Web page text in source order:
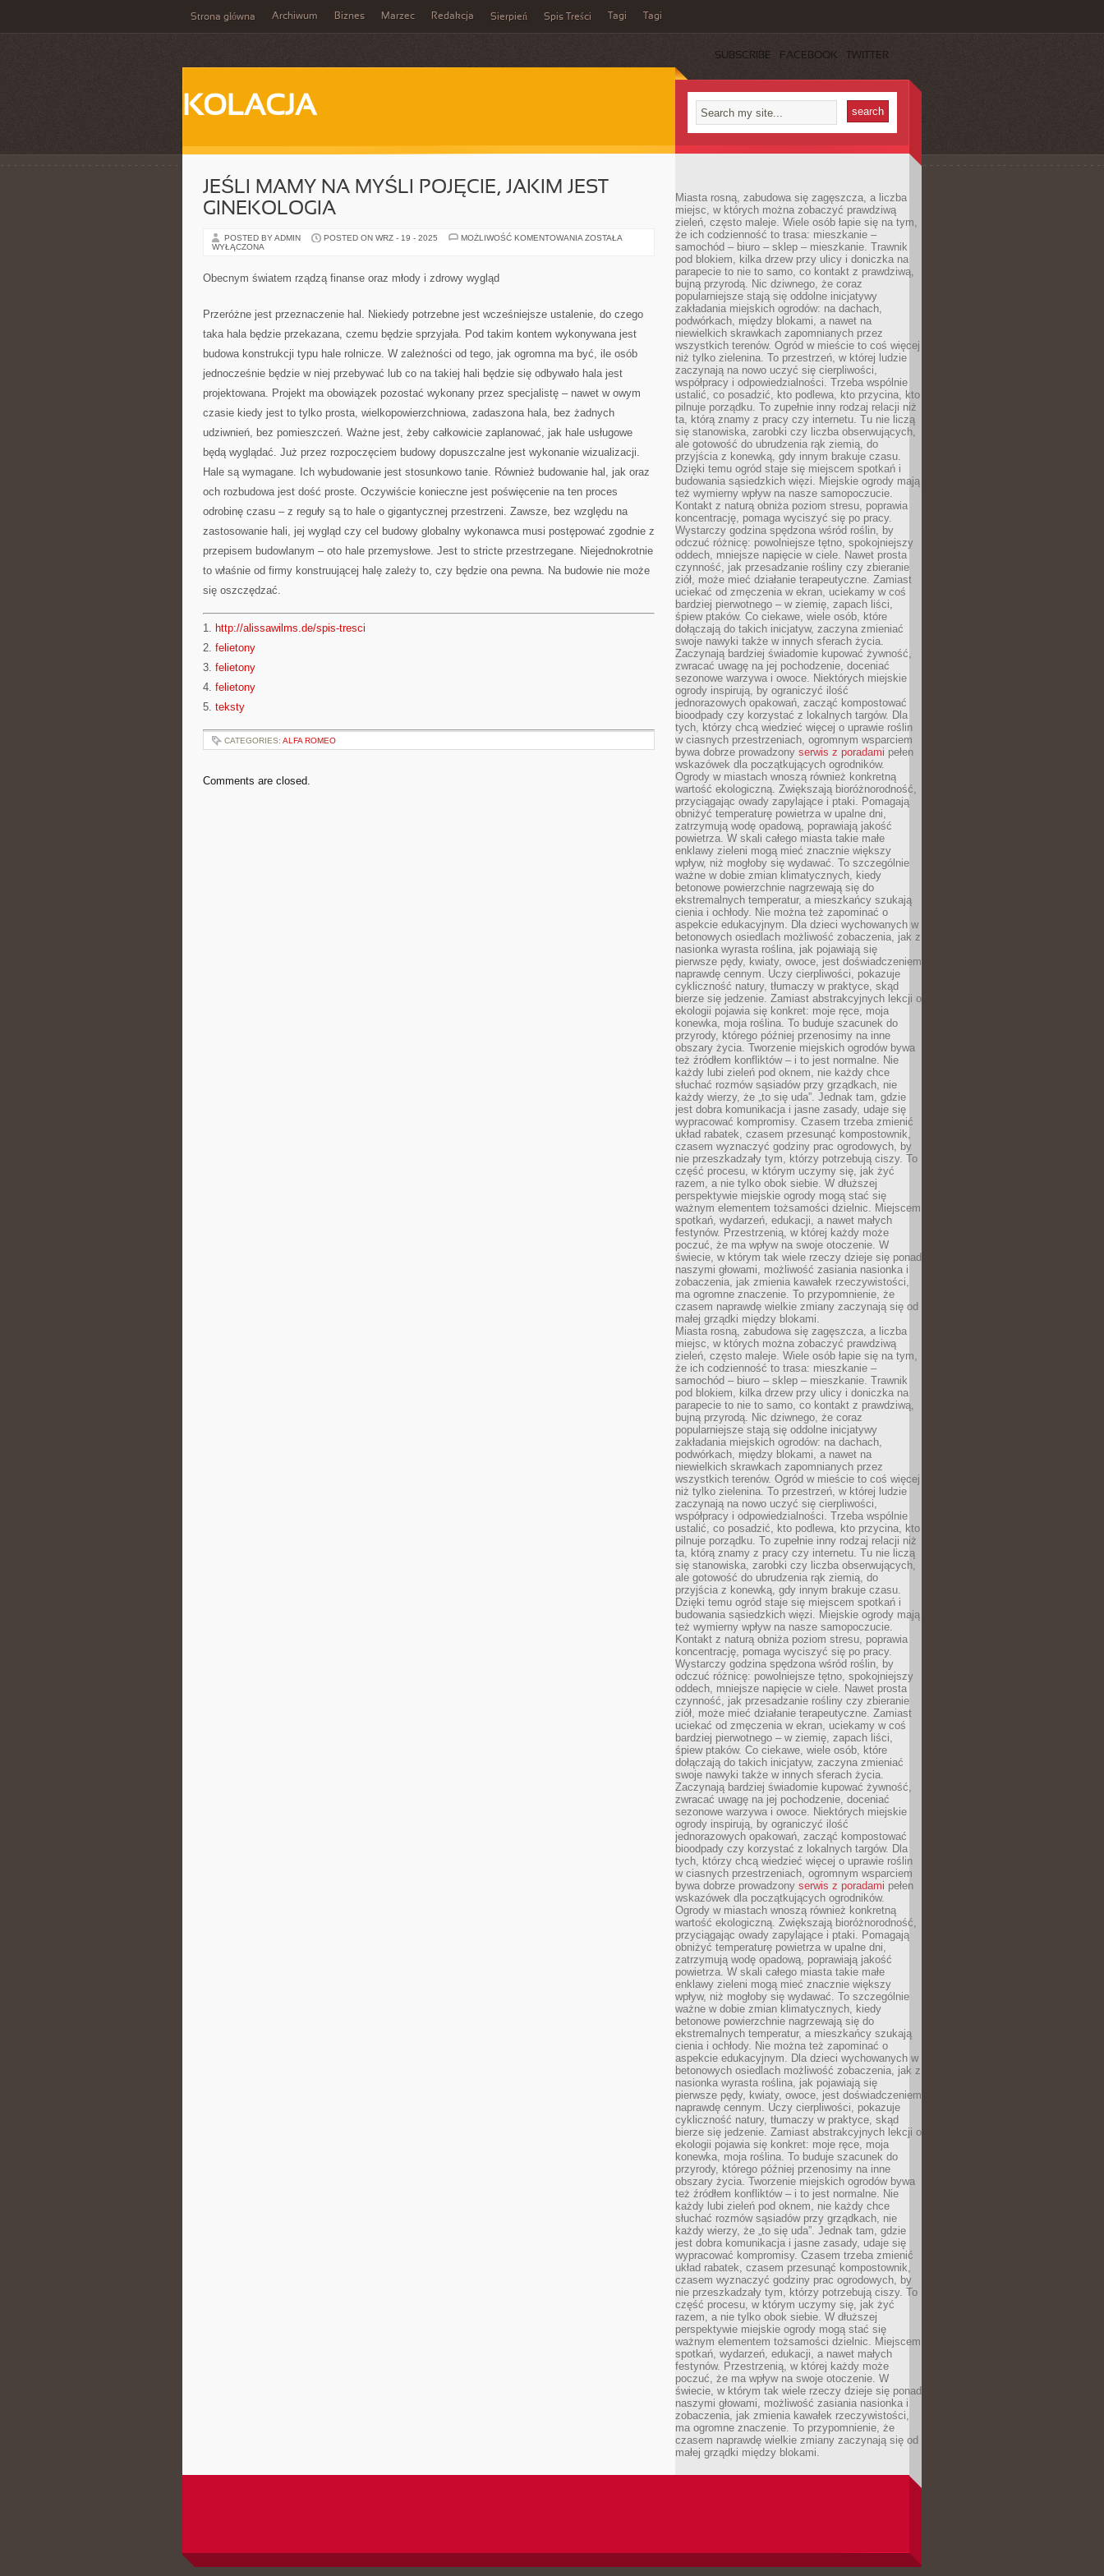
Strona główna Archiwum Biznes Marzec Redakcja Sierpień Spis Treści Tagi Tagi
SUBSCRIBE FACEBOOK TWITTER
KOLACJA
JEŚLI MAMY NA MYŚLI POJĘCIE, JAKIM JEST
GINEKOLOGIA
POSTED BY ADMIN POSTED ON WRZ - 19 - 2025 MOŻLIWOŚĆ KOMENTOWANIA JEŚLI
ZOSTAŁA
WYŁĄCZONA
Obecnym światem rządzą finanse oraz młody i zdrowy wygląd
Przeróżne jest przeznaczenie hal. Niekiedy potrzebne jest wcześniejsze ustalenie, do czego
taka hala będzie przekazana, czemu będzie sprzyjała. Pod takim kontem wykonywana jest
budowa konstrukcji typu hale rolnicze. W zależności od tego, jak ogromna ma być, ile osób
jednocześnie będzie w niej przebywać lub co na takiej hali będzie się odbywało hala jest
projektowana. Projekt ma obowiązek pozostać wykonany przez specjalistę – nawet w owym
czasie kiedy jest to tylko prosta, wielkopowierzchniowa, zadaszona hala, bez żadnych
udziwnień, bez pomieszczeń. Ważne jest, żeby całkowicie zaplanować, jak hale usługowe
będą wyglądać. Już przez rozpoczęciem budowy dopuszczalne jest wykonanie wizualizacji.
Hale są wymagane. Ich wybudowanie jest stosunkowo tanie. Również budowanie hal, jak oraz
och rozbudowa jest dość proste. Oczywiście konieczne jest poświęcenie na ten proces
odrobinę czasu – z reguły są to hale o gigantycznej przestrzeni. Zawsze, bez względu na
zastosowanie hali, jej wygląd czy cel budowy globalny wykonawca musi postępować zgodnie z
przepisem budowlanym – oto hale przemysłowe. Jest to stricte przestrzegane. Niejednokrotnie
to właśnie od firmy konstruującej halę zależy to, czy będzie ona pewna. Na budowie nie może
się oszczędzać.
1. http://alissawilms.de/spis-tresci
2. felietony
3. felietony
4. felietony
5. teksty
CATEGORIES: ALFA ROMEO
Comments are closed.
Miasta rosną, zabudowa się zagęszcza, a liczba
miejsc, w których można zobaczyć prawdziwą
zieleń, często maleje. Wiele osób łapie się na tym,
że ich codzienność to trasa: mieszkanie –
samochód – biuro – sklep – mieszkanie. Trawnik
pod blokiem, kilka drzew przy ulicy i doniczka na
parapecie to nie to samo, co kontakt z prawdziwą,
bujną przyrodą. Nic dziwnego, że coraz
popularniejsze stają się oddolne inicjatywy
zakładania miejskich ogrodów: na dachach,
podwórkach, między blokami, a nawet na
niewielkich skrawkach zapomnianych przez
wszystkich terenów. Ogród w mieście to coś więcej
niż tylko zielenina. To przestrzeń, w której ludzie
zaczynają na nowo uczyć się cierpliwości,
współpracy i odpowiedzialności. Trzeba wspólnie
ustalić, co posadzić, kto podlewa, kto przycina, kto
pilnuje porządku. To zupełnie inny rodzaj relacji niż
ta, którą znamy z pracy czy internetu. Tu nie liczą
się stanowiska, zarobki czy liczba obserwujących,
ale gotowość do ubrudzenia rąk ziemią, do
przyjścia z konewką, gdy innym brakuje czasu.
Dzięki temu ogród staje się miejscem spotkań i
budowania sąsiedzkich więzi. Miejskie ogrody mają
też wymierny wpływ na nasze samopoczucie.
Kontakt z naturą obniża poziom stresu, poprawia
koncentrację, pomaga wyciszyć się po pracy.
Wystarczy godzina spędzona wśród roślin, by
odczuć różnicę: powolniejsze tętno, spokojniejszy
oddech, mniejsze napięcie w ciele. Nawet prosta
czynność, jak przesadzanie rośliny czy zbieranie
ziół, może mieć działanie terapeutyczne. Zamiast
uciekać od zmęczenia w ekran, uciekamy w coś
bardziej pierwotnego – w ziemię, zapach liści,
śpiew ptaków. Co ciekawe, wiele osób, które
dołączają do takich inicjatyw, zaczyna zmieniać
swoje nawyki także w innych sferach życia.
Zaczynają bardziej świadomie kupować żywność,
zwracać uwagę na jej pochodzenie, doceniać
sezonowe warzywa i owoce. Niektórych miejskie
ogrody inspirują, by ograniczyć ilość
jednorazowych opakowań, zacząć kompostować
bioodpady czy korzystać z lokalnych targów. Dla
tych, którzy chcą wiedzieć więcej o uprawie roślin
w ciasnych przestrzeniach, ogromnym wsparciem
bywa dobrze prowadzony serwis z poradami pełen
wskazówek dla początkujących ogrodników.
Ogrody w miastach wnoszą również konkretną
wartość ekologiczną. Zwiększają bioróżnorodność,
przyciągając owady zapylające i ptaki. Pomagają
obniżyć temperaturę powietrza w upalne dni,
zatrzymują wodę opadową, poprawiają jakość
powietrza. W skali całego miasta takie małe
enklawy zieleni mogą mieć znacznie większy
wpływ, niż mogłoby się wydawać. To szczególnie
ważne w dobie zmian klimatycznych, kiedy
betonowe powierzchnie nagrzewają się do
ekstremalnych temperatur, a mieszkańcy szukają
cienia i ochłody. Nie można też zapominać o
aspekcie edukacyjnym. Dla dzieci wychowanych w
betonowych osiedlach możliwość zobaczenia, jak z
nasionka wyrasta roślina, jak pojawiają się
pierwsze pędy, kwiaty, owoce, jest doświadczeniem
naprawdę cennym. Uczy cierpliwości, pokazuje
cykliczność natury, tłumaczy w praktyce, skąd
bierze się jedzenie. Zamiast abstrakcyjnych lekcji o
ekologii pojawia się konkret: moje ręce, moja
konewka, moja roślina. To buduje szacunek do
przyrody, którego później przenosimy na inne
obszary życia. Tworzenie miejskich ogrodów bywa
też źródłem konfliktów – i to jest normalne. Nie
każdy lubi zieleń pod oknem, nie każdy chce
słuchać rozmów sąsiadów przy grządkach, nie
każdy wierzy, że „to się uda”. Jednak tam, gdzie
jest dobra komunikacja i jasne zasady, udaje się
wypracować kompromisy. Czasem trzeba zmienić
układ rabatek, czasem przesunąć kompostownik,
czasem wyznaczyć godziny prac ogrodowych, by
nie przeszkadzały tym, którzy potrzebują ciszy. To
część procesu, w którym uczymy się, jak żyć
razem, a nie tylko obok siebie. W dłuższej
perspektywie miejskie ogrody mogą stać się
ważnym elementem tożsamości dzielnic. Miejscem
spotkań, wydarzeń, edukacji, a nawet małych
festynów. Przestrzenią, w której każdy może
poczuć, że ma wpływ na swoje otoczenie. W
świecie, w którym tak wiele rzeczy dzieje się ponad
naszymi głowami, możliwość zasiania nasionka i
zobaczenia, jak zmienia kawałek rzeczywistości,
ma ogromne znaczenie. To przypomnienie, że
czasem naprawdę wielkie zmiany zaczynają się od
małej grządki między blokami.
Miasta rosną, zabudowa się zagęszcza, a liczba
miejsc, w których można zobaczyć prawdziwą
zieleń, często maleje. Wiele osób łapie się na tym,
że ich codzienność to trasa: mieszkanie –
samochód – biuro – sklep – mieszkanie. Trawnik
pod blokiem, kilka drzew przy ulicy i doniczka na
parapecie to nie to samo, co kontakt z prawdziwą,
bujną przyrodą. Nic dziwnego, że coraz
popularniejsze stają się oddolne inicjatywy
zakładania miejskich ogrodów: na dachach,
podwórkach, między blokami, a nawet na
niewielkich skrawkach zapomnianych przez
wszystkich terenów. Ogród w mieście to coś więcej
niż tylko zielenina. To przestrzeń, w której ludzie
zaczynają na nowo uczyć się cierpliwości,
współpracy i odpowiedzialności. Trzeba wspólnie
ustalić, co posadzić, kto podlewa, kto przycina, kto
pilnuje porządku. To zupełnie inny rodzaj relacji niż
ta, którą znamy z pracy czy internetu. Tu nie liczą
się stanowiska, zarobki czy liczba obserwujących,
ale gotowość do ubrudzenia rąk ziemią, do
przyjścia z konewką, gdy innym brakuje czasu.
Dzięki temu ogród staje się miejscem spotkań i
budowania sąsiedzkich więzi. Miejskie ogrody mają
też wymierny wpływ na nasze samopoczucie.
Kontakt z naturą obniża poziom stresu, poprawia
koncentrację, pomaga wyciszyć się po pracy.
Wystarczy godzina spędzona wśród roślin, by
odczuć różnicę: powolniejsze tętno, spokojniejszy
oddech, mniejsze napięcie w ciele. Nawet prosta
czynność, jak przesadzanie rośliny czy zbieranie
ziół, może mieć działanie terapeutyczne. Zamiast
uciekać od zmęczenia w ekran, uciekamy w coś
bardziej pierwotnego – w ziemię, zapach liści,
śpiew ptaków. Co ciekawe, wiele osób, które
dołączają do takich inicjatyw, zaczyna zmieniać
swoje nawyki także w innych sferach życia.
Zaczynają bardziej świadomie kupować żywność,
zwracać uwagę na jej pochodzenie, doceniać
sezonowe warzywa i owoce. Niektórych miejskie
ogrody inspirują, by ograniczyć ilość
jednorazowych opakowań, zacząć kompostować
bioodpady czy korzystać z lokalnych targów. Dla
tych, którzy chcą wiedzieć więcej o uprawie roślin
w ciasnych przestrzeniach, ogromnym wsparciem
bywa dobrze prowadzony serwis z poradami pełen
wskazówek dla początkujących ogrodników.
Ogrody w miastach wnoszą również konkretną
wartość ekologiczną. Zwiększają bioróżnorodność,
przyciągając owady zapylające i ptaki. Pomagają
obniżyć temperaturę powietrza w upalne dni,
zatrzymują wodę opadową, poprawiają jakość
powietrza. W skali całego miasta takie małe
enklawy zieleni mogą mieć znacznie większy
wpływ, niż mogłoby się wydawać. To szczególnie
ważne w dobie zmian klimatycznych, kiedy
betonowe powierzchnie nagrzewają się do
ekstremalnych temperatur, a mieszkańcy szukają
cienia i ochłody. Nie można też zapominać o
aspekcie edukacyjnym. Dla dzieci wychowanych w
betonowych osiedlach możliwość zobaczenia, jak z
nasionka wyrasta roślina, jak pojawiają się
pierwsze pędy, kwiaty, owoce, jest doświadczeniem
naprawdę cennym. Uczy cierpliwości, pokazuje
cykliczność natury, tłumaczy w praktyce, skąd
bierze się jedzenie. Zamiast abstrakcyjnych lekcji o
ekologii pojawia się konkret: moje ręce, moja
konewka, moja roślina. To buduje szacunek do
przyrody, którego później przenosimy na inne
obszary życia. Tworzenie miejskich ogrodów bywa
też źródłem konfliktów – i to jest normalne. Nie
każdy lubi zieleń pod oknem, nie każdy chce
słuchać rozmów sąsiadów przy grządkach, nie
każdy wierzy, że „to się uda”. Jednak tam, gdzie
jest dobra komunikacja i jasne zasady, udaje się
wypracować kompromisy. Czasem trzeba zmienić
układ rabatek, czasem przesunąć kompostownik,
czasem wyznaczyć godziny prac ogrodowych, by
nie przeszkadzały tym, którzy potrzebują ciszy. To
część procesu, w którym uczymy się, jak żyć
razem, a nie tylko obok siebie. W dłuższej
perspektywie miejskie ogrody mogą stać się
ważnym elementem tożsamości dzielnic. Miejscem
spotkań, wydarzeń, edukacji, a nawet małych
festynów. Przestrzenią, w której każdy może
poczuć, że ma wpływ na swoje otoczenie. W
świecie, w którym tak wiele rzeczy dzieje się ponad
naszymi głowami, możliwość zasiania nasionka i
zobaczenia, jak zmienia kawałek rzeczywistości,
ma ogromne znaczenie. To przypomnienie, że
czasem naprawdę wielkie zmiany zaczynają się od
małej grządki między blokami.